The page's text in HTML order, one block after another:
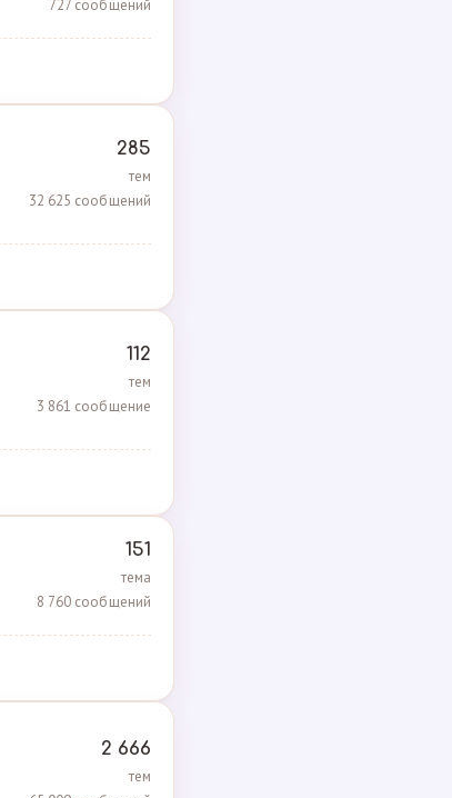
727 сообщений
285
тем
32 625 сообщений
112
тем
3 861 сообщение
151
тема
8 760 сообщений
2 666
тем